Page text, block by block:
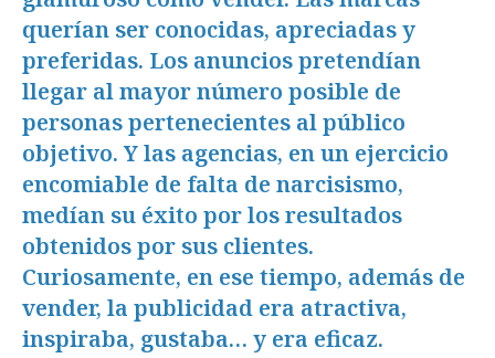
querían ser conocidas, apreciadas y
preferidas. Los anuncios pretendían
llegar al mayor número posible de
personas pertenecientes al público
objetivo. Y las agencias, en un ejercicio
encomiable de falta de narcisismo,
medían su éxito por los resultados
obtenidos por sus clientes.
Curiosamente, en ese tiempo, además de
vender, la publicidad era atractiva,
inspiraba, gustaba… y era eficaz.